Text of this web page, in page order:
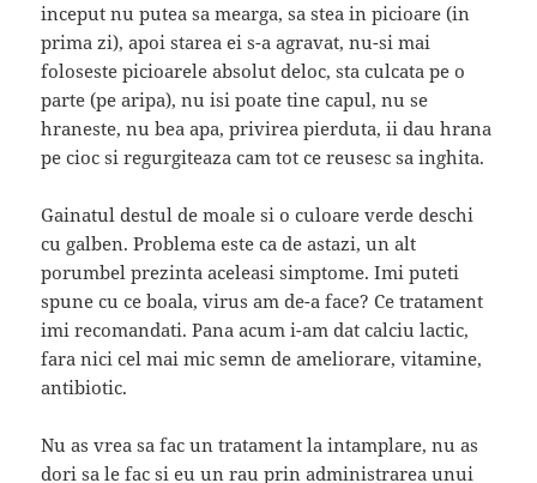
inceput nu putea sa mearga, sa stea in picioare (in
prima zi), apoi starea ei s-a agravat, nu-si mai
foloseste picioarele absolut deloc, sta culcata pe o
parte (pe aripa), nu isi poate tine capul, nu se
hraneste, nu bea apa, privirea pierduta, ii dau hrana
pe cioc si regurgiteaza cam tot ce reusesc sa inghita.
Gainatul destul de moale si o culoare verde deschi
cu galben. Problema este ca de astazi, un alt
porumbel prezinta aceleasi simptome. Imi puteti
spune cu ce boala, virus am de-a face? Ce tratament
imi recomandati. Pana acum i-am dat calciu lactic,
fara nici cel mai mic semn de ameliorare, vitamine,
antibiotic.
Nu as vrea sa fac un tratament la intamplare, nu as
dori sa le fac si eu un rau prin administrarea unui